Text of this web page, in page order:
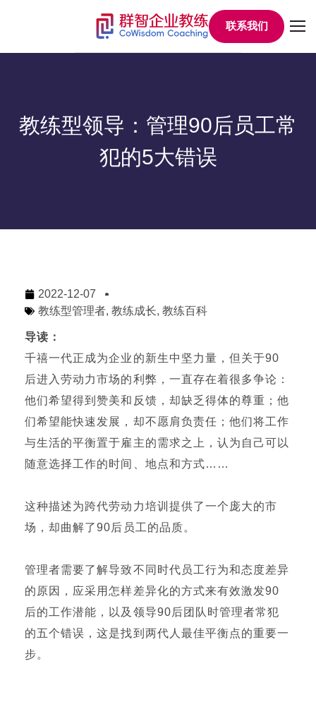
联系我们
教练型领导：管理90后员工常
犯的5大错误
2022-12-07
教练型管理者, 教练成长, 教练百科
导读：
千禧一代正成为企业的新生中坚力量，但关于90
后进入劳动力市场的利弊，一直存在着很多争论：
他们希望得到赞美和反馈，却缺乏得体的尊重；他
们希望能快速发展，却不愿肩负责任；他们将工作
与生活的平衡置于雇主的需求之上，认为自己可以
随意选择工作的时间、地点和方式……
这种描述为跨代劳动力培训提供了一个庞大的市
场，却曲解了90后员工的品质。
管理者需要了解导致不同时代员工行为和态度差异
的原因，应采用怎样差异化的方式来有效激发90
后的工作潜能，以及领导90后团队时管理者常犯
的五个错误，这是找到两代人最佳平衡点的重要一
步。